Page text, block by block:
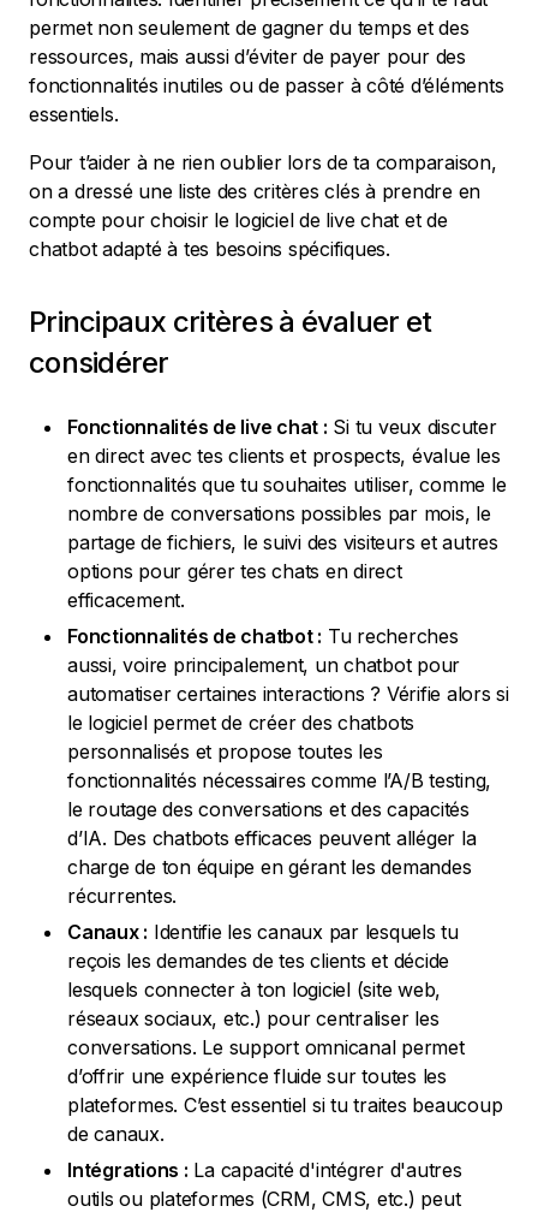
permet non seulement de gagner du temps et des
ressources, mais aussi d’éviter de payer pour des
fonctionnalités inutiles ou de passer à côté d’éléments
essentiels.
Pour t’aider à ne rien oublier lors de ta comparaison,
on a dressé une liste des critères clés à prendre en
compte pour choisir le logiciel de live chat et de
chatbot adapté à tes besoins spécifiques.
Principaux critères à évaluer et
considérer
Fonctionnalités de live chat : Si tu veux discuter
en direct avec tes clients et prospects, évalue les
fonctionnalités que tu souhaites utiliser, comme le
nombre de conversations possibles par mois, le
partage de fichiers, le suivi des visiteurs et autres
options pour gérer tes chats en direct
efficacement.
Fonctionnalités de chatbot : Tu recherches
aussi, voire principalement, un chatbot pour
automatiser certaines interactions ? Vérifie alors si
le logiciel permet de créer des chatbots
personnalisés et propose toutes les
fonctionnalités nécessaires comme l’A/B testing,
le routage des conversations et des capacités
d’IA. Des chatbots efficaces peuvent alléger la
charge de ton équipe en gérant les demandes
récurrentes.
Canaux : Identifie les canaux par lesquels tu
reçois les demandes de tes clients et décide
lesquels connecter à ton logiciel (site web,
réseaux sociaux, etc.) pour centraliser les
conversations. Le support omnicanal permet
d’offrir une expérience fluide sur toutes les
plateformes. C’est essentiel si tu traites beaucoup
de canaux.
Intégrations : La capacité d'intégrer d'autres
outils ou plateformes (CRM, CMS, etc.) peut